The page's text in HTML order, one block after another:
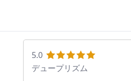
5.0
デュープリズム